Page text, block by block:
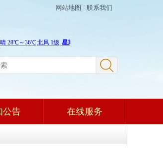
网站地图 联系我们
公告 在线服务